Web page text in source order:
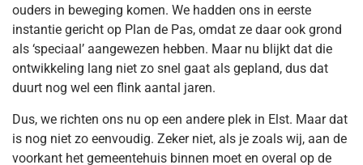
ouders in beweging komen. We hadden ons in eerste
instantie gericht op Plan de Pas, omdat ze daar ook grond
als ‘speciaal’ aangewezen hebben. Maar nu blijkt dat die
ontwikkeling lang niet zo snel gaat als gepland, dus dat
duurt nog wel een flink aantal jaren.
Dus, we richten ons nu op een andere plek in Elst. Maar dat
is nog niet zo eenvoudig. Zeker niet, als je zoals wij, aan de
voorkant het gemeentehuis binnen moet en overal op de